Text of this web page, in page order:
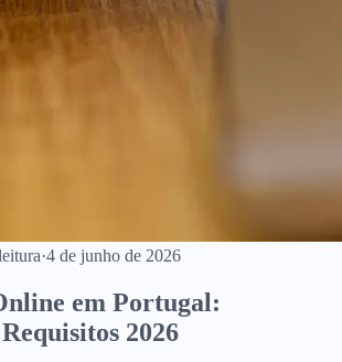
·4 de junho de 2026
em Portugal:
2026